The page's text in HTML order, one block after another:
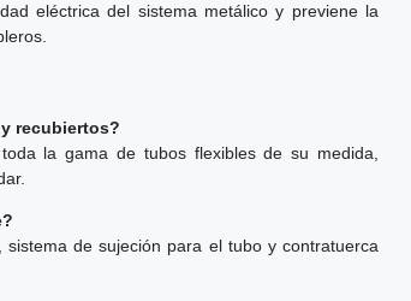
eléctrica del sistema metálico y previene la
recubiertos?
la gama de tubos flexibles de su medida,
de sujeción para el tubo y contratuerca